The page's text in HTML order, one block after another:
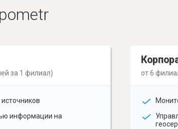
за 1 филиал)
информации на
от 6